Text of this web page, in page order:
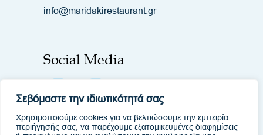
Σεβόμαστε την ιδιωτικότητά σας
Χρησιμοποιούμε cookies για να βελτιώσουμε την εμπειρία
περιήγησής σας, να παρέχουμε εξατομικευμένες διαφημίσεις
info@maridakirestaurant.gr
Social Media